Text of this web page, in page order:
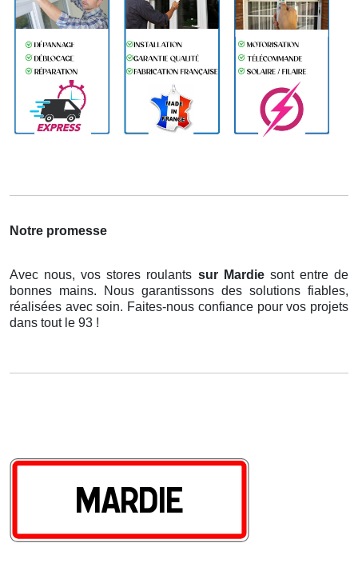
Notre promesse
Avec nous, vos stores roulants sur Mardie sont entre de
bonnes mains. Nous garantissons des solutions fiables,
réalisées avec soin. Faites-nous confiance pour vos projets
dans tout le 93 !